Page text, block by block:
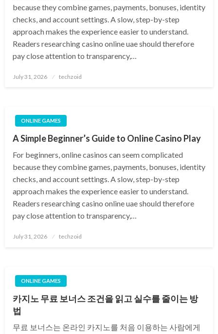
because they combine games, payments, bonuses, identity
checks, and account settings. A slow, step-by-step
approach makes the experience easier to understand.
Readers researching casino online uae should therefore
pay close attention to transparency,…
Posted
July 31, 2026 techzoid
ONLINE GAMES
A Simple Beginner’s Guide to Online Casino Play
For beginners, online casinos can seem complicated
because they combine games, payments, bonuses, identity
checks, and account settings. A slow, step-by-step
approach makes the experience easier to understand.
Readers researching casino online uae should therefore
pay close attention to transparency,…
Posted
July 31, 2026 techzoid
ONLINE GAMES
카지노 무료 보너스 조건을 읽고 실수를 줄이는 방
법
무료 보너스는 온라인 카지노를 처음 이용하는 사람에게